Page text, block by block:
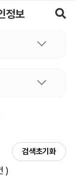
정보
검색초기화
록
)